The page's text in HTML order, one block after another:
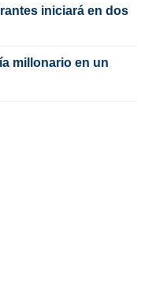
iniciará en dos
millonario en un